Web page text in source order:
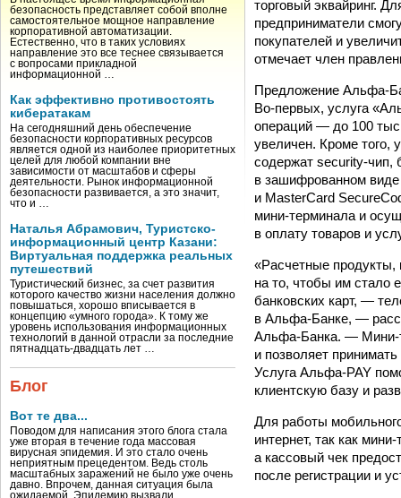
безопасность представляет собой вполне
самостоятельное мощное направление
корпоративной автоматизации.
Естественно, что в таких условиях
направление это все теснее связывается
с вопросами прикладной
информационной …
Как эффективно противостоять
кибератакам
На сегодняшний день обеспечение
безопасности корпоративных ресурсов
является одной из наиболее приоритетных
целей для любой компании вне
зависимости от масштабов и сферы
деятельности. Рынок информационной
безопасности развивается, а это значит,
что и …
Наталья Абрамович, Туристско-
информационный центр Казани:
Виртуальная поддержка реальных
путешествий
Туристический бизнес, за счет развития
которого качество жизни населения должно
повышаться, хорошо вписывается в
концепцию «умного города». К тому же
уровень использования информационных
технологий в данной отрасли за последние
пятнадцать-двадцать лет …
Блог
Вот те два...
Поводом для написания этого блога стала
уже вторая в течение года массовая
вирусная эпидемия. И это стало очень
неприятным прецедентом. Ведь столь
масштабных заражений не было уже очень
давно. Впрочем, данная ситуация была
ожидаемой. Эпидемию вызвали …
торговый эквайринг.
предприниматели
покупателей и
отмечает член
Предложение Альфа-
Во-первых, услуга
операций — до 100
увеличен. Кроме того,
содержат security-чип,
в зашифрованном виде
и MasterCard
мини-терминала и
в оплату товаров и
«Расчетные
на то, чтобы им стало
банковских карт, —
в Альфа-Банке, —
Альфа-Банка. — Мини-
и позволяет
Услуга Альфа-PAY
клиентскую базу и
Для работы
интернет, так как
а кассовый чек
после регистрации и